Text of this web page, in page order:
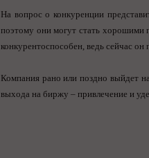
На вопрос о конкуренции
поэтому они могут стать хорошими
конкурентоспособен, ведь сейчас
Компания рано или поздно выйдет
выхода на биржу – привлечение и